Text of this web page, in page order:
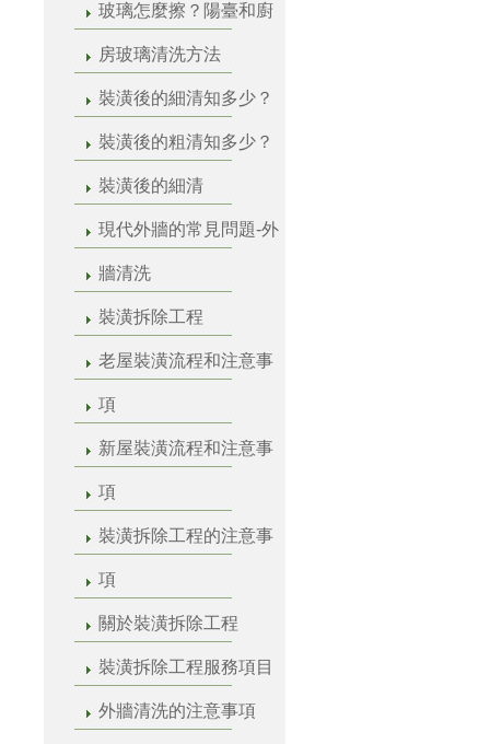
玻璃怎麼擦？陽臺和廚
房玻璃清洗方法
裝潢後的細清知多少？
裝潢後的粗清知多少？
裝潢後的細清
現代外牆的常見問題-外
牆清洗
裝潢拆除工程
老屋裝潢流程和注意事
項
新屋裝潢流程和注意事
項
裝潢拆除工程的注意事
項
關於裝潢拆除工程
裝潢拆除工程服務項目
外牆清洗的注意事項